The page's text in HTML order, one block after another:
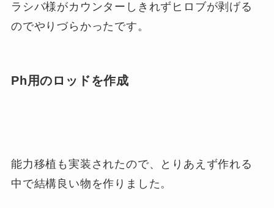
ラシバ様がカウンターしきれずヒロブが剥げる
のでやりづらかったです。
Ph用のロッドを作成
能力移植も実装されたので、とりあえず作れる
中で結構良い物を作りました。